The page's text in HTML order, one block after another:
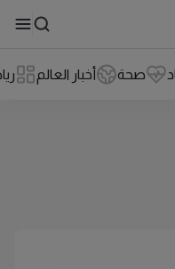
صحة أخبار العالم